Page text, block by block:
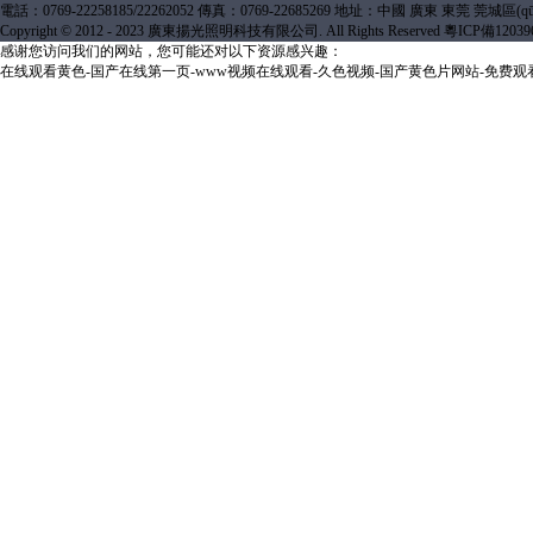
電話：0769-22258185/22262052 傳真：0769-22685269 地址：中國 廣東 東莞 莞城區
Copyright © 2012 - 2023 廣東揚光照明科技有限公司. All Rights Reserved 粵ICP備
感谢您访问我们的网站，您可能还对以下资源感兴趣：
在线观看黄色-国产在线第一页-www视频在线观看-久色视频-国产黄色片网站-免费